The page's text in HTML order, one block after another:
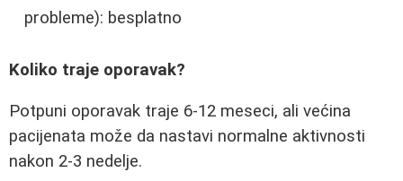
probleme): besplatno
Koliko traje oporavak?
Potpuni oporavak traje 6-12 meseci, ali većina
pacijenata može da nastavi normalne aktivnosti
nakon 2-3 nedelje.